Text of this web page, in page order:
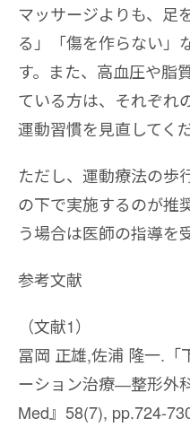
マッサージよりも、足
る」「傷を作らない」
す。また、高血圧や脂
ている方は、それぞれ
運動習慣を見直してく
ただし、運動療法の歩
の下で実施するのが推
う場合は医師の指導を
参考文献
（文献1）
冨岡 正雄,佐浦 隆一.「
ーション治療―整形外
Med』58(7), pp.724-